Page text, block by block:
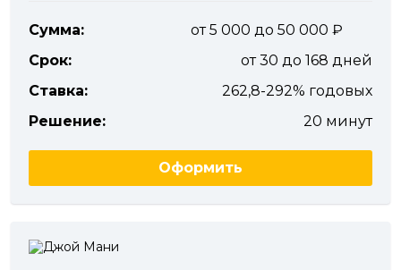
Сумма:
от 5 000 до 50 000
Срок:
от 30 до 168 дней
Ставка:
262,8-292% годовых
Решение:
20 минут
Оформить